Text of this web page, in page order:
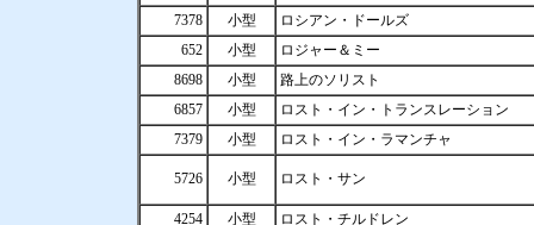
7378
小型
ロシアン・ドールズ
652
小型
ロジャー＆ミー
8698
小型
路上のソリスト
6857
小型
ロスト・イン・トランスレーション
7379
小型 ロスト・イン・ラマンチャ
5726 小型 ロスト・サン
4254 小型 ロスト・チルドレン